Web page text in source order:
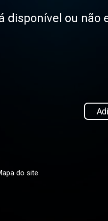
disponível ou não
do site